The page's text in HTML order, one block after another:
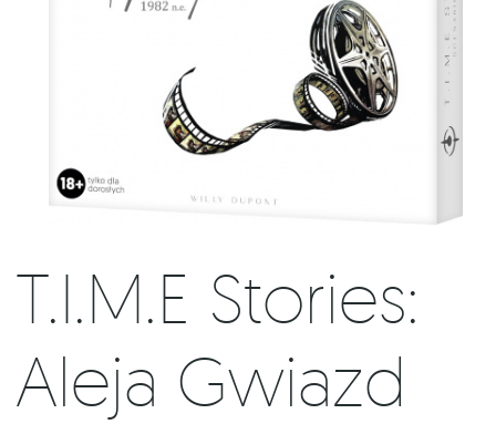
T.I.M.E Stories:
Aleja Gwiazd